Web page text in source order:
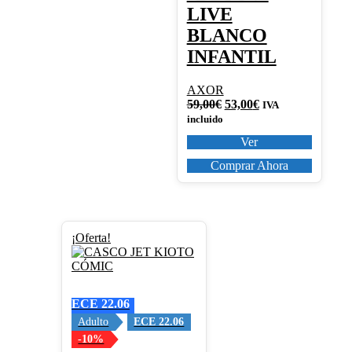
LIVE
BLANCO
INFANTIL
AXOR
59,00€ El
era:
59,00€.
53,00€El
es:
53,00€.
IVA
incluido
Ver
Comprar Ahora
¡Oferta!
ECE 22.06
Adulto
ECE 22.06
-10%
Este
producto
tiene
Las
opciones